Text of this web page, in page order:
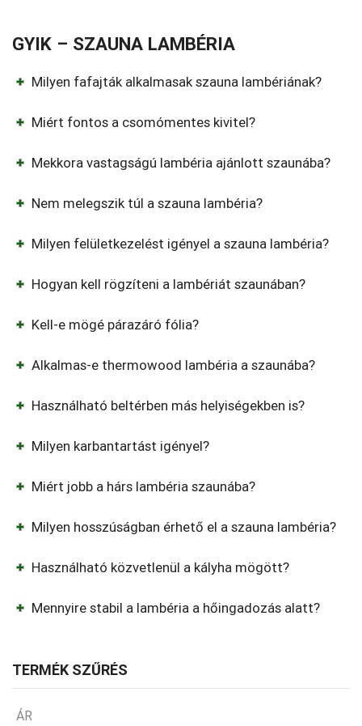
GYIK – SZAUNA LAMBÉRIA
Milyen fafajták alkalmasak szauna lambériának?
Miért fontos a csomómentes kivitel?
Mekkora vastagságú lambéria ajánlott szaunába?
Nem melegszik túl a szauna lambéria?
Milyen felületkezelést igényel a szauna lambéria?
Hogyan kell rögzíteni a lambériát szaunában?
Kell-e mögé párazáró fólia?
Alkalmas-e thermowood lambéria a szaunába?
Használható beltérben más helyiségekben is?
Milyen karbantartást igényel?
Miért jobb a hárs lambéria szaunába?
Milyen hosszúságban érhető el a szauna lambéria?
Használható közvetlenül a kályha mögött?
Mennyire stabil a lambéria a hőingadozás alatt?
TERMÉK SZŰRÉS
ÁR